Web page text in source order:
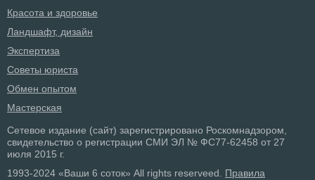
Красота и здоровье
Ландшафт, дизайн
Экспертиза
Советы юриста
Обмен опытом
Мастерская
Сетевое издание (сайт) зарегистрировано Роскомнадзором,
свидетельство о регистрации СМИ ЭЛ № ФС77-62458 от 27
июля 2015 г.
1993-2024 «Ваши 6 соток» All rights reserveed. Правила